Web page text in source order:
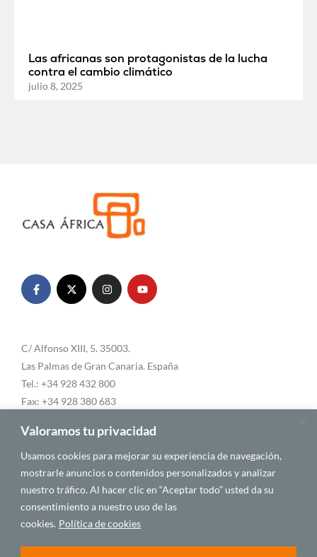
Valoramos tu privacidad
Usamos cookies para mejorar su experiencia de navegación,
mostrarle anuncios o contenidos personalizados y analizar
nuestro tráfico. Al hacer clic en “Aceptar todo” usted da su
consentimiento a nuestro uso de las
cookies. Política de cookies
Las africanas son protagonistas de la lucha
contra el cambio climático
julio 8, 2025
C/ Alfonso XIII, 5. 35003.
Las Palmas de Gran Canaria. España
Tel.: +34 928 432 800
Fax: +34 928 380 683
Blog
Quiénes somos